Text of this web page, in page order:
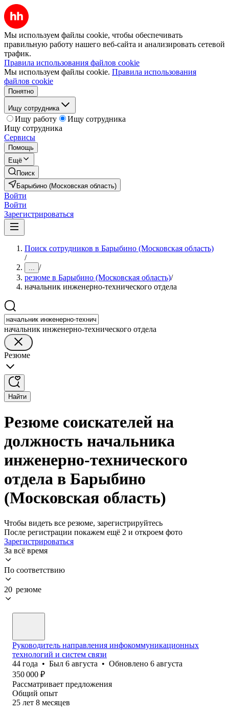
Мы используем файлы cookie, чтобы обеспечивать
правильную работу нашего веб-сайта и анализировать сетевой
трафик.
Правила использования файлов cookie
Мы используем файлы cookie. Правила использования
файлов cookie
Понятно
Ищу сотрудника
Ищу работу
Ищу сотрудника
Ищу сотрудника
Сервисы
Помощь
Ещё
Поиск
Барыбино (Московская область)
Войти
Войти
Зарегистрироваться
Поиск сотрудников в Барыбино (Московская область)
/
... /
резюме в Барыбино (Московская область)/
начальник инженерно-технического отдела
начальник инженерно-технического отдела
Резюме
Найти
Резюме соискателей на
должность начальника
инженерно-технического
отдела в Барыбино
(Московская область)
Чтобы видеть все резюме, зарегистрируйтесь
После регистрации покажем ещё 2 и откроем фото
Зарегистрироваться
За всё время
По соответствию
20 резюме
Руководитель направления инфокоммуникационных
технологий и систем связи
44 года • Был 6 августа • Обновлено 6 августа
350 000 ₽
Рассматривает предложения
Общий опыт
25 лет 8 месяцев